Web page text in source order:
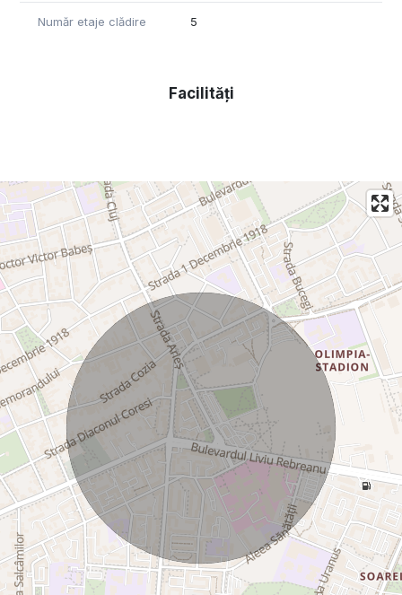
Număr etaje clădire 5
Facilități